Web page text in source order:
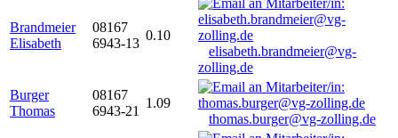
Brandmeier
Elisabeth
08167
6943-13
0.10
elisabeth.brandmeier@vg-
zolling.de
Burger
Thomas
08167
6943-21
1.09
thomas.burger@vg-zolling.de